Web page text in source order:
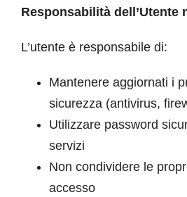
Responsabilità dell’Utente
L’utente è responsabile di:
Mantenere aggiornati i
sicurezza (antivirus,
Utilizzare password
servizi
Non condividere le
accesso